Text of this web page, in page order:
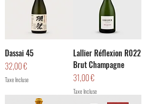
Dassai 45
Prix
32,00 €
Taxe Incluse
Lallier Réflexion R022
Brut Champagne
Prix
31,00 €
Taxe Incluse